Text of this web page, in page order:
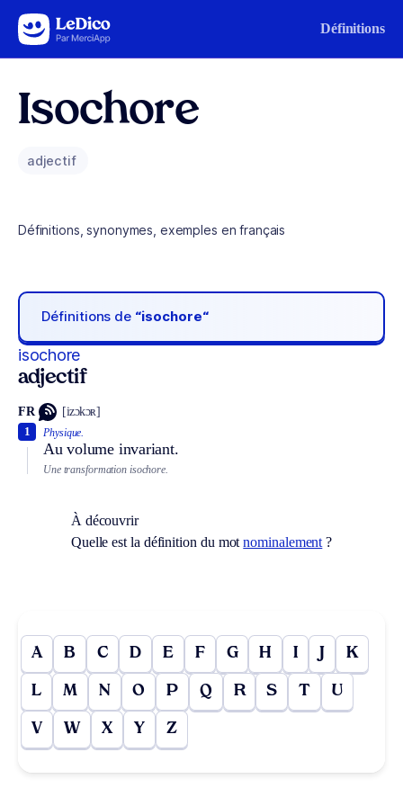
Aller au contenu Définitions
Isochore
adjectif
Définitions, synonymes, exemples en français
Définitions de “isochore“
isochore
adjectif
FR [izɔkɔʀ]
Physique.
Au volume invariant.
1
Une transformation isochore.
À découvrir
Quelle est la définition du motnominalement ?
A B C D E F G H I J K
L M N O P Q R S T U
V W X Y Z